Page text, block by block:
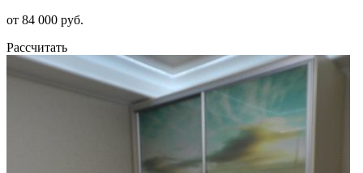
от 84 000 руб.
Рассчитать